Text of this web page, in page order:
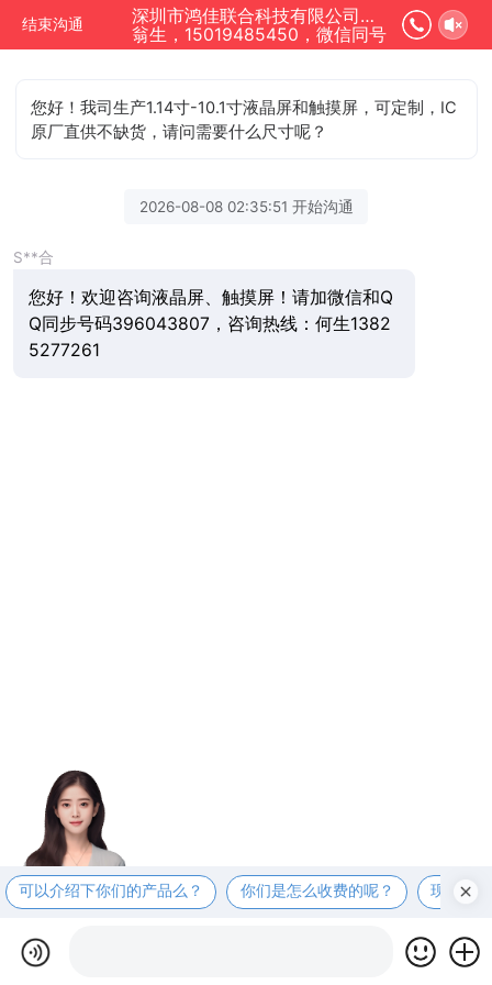
结束沟通
深圳市鸿佳联合科技有限公司正在为您服务
翁生，15019485450，微信同号
您好！我司生产1.14寸-10.1寸液晶屏和触摸屏，可定制，IC
原厂直供不缺货，请问需要什么尺寸呢？
2026-08-08 02:35:51 开始沟通
S**合
您好！欢迎咨询液晶屏、触摸屏！请加微信和Q
Q同步号码396043807，咨询热线：何生1382
5277261
可以介绍下你们的产品么？ 你们是怎么收费的呢？ 现在有